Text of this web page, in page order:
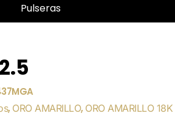
Pulseras
, ORO AMARILLO, ORO AMARILLO 18K